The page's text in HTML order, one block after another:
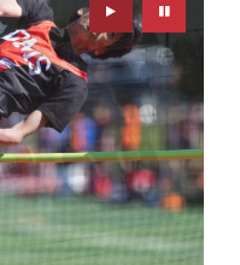
Play Pause